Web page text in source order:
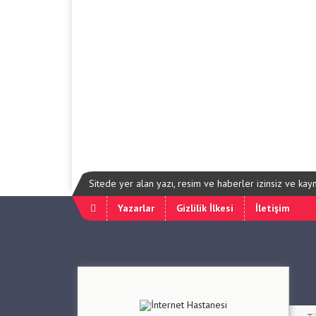
Sitede yer alan yazı, resim ve haberler izinsiz ve
Yazarlar
Gizlilik İlkesi İletişim